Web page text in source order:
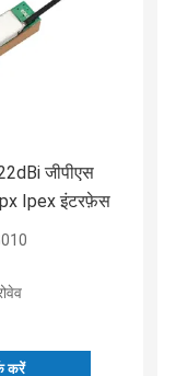
जीपीएस
Ipex इंटरफ़ेस
करें